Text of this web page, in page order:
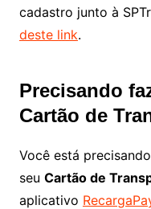
cadastro junto à
deste link.
Precisando
Cartão de
Você está
seu Cartão de
aplicativo